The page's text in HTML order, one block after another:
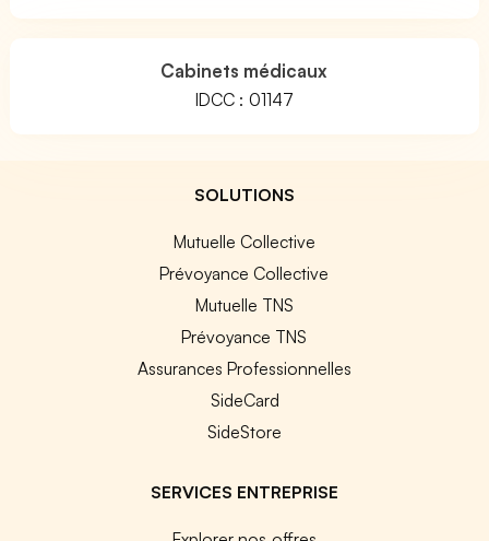
Cabinets médicaux
IDCC : 01147
SOLUTIONS
Mutuelle Collective
Prévoyance Collective
Mutuelle TNS
Prévoyance TNS
Assurances Professionnelles
SideCard
SideStore
SERVICES ENTREPRISE